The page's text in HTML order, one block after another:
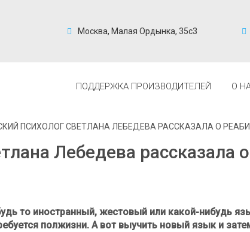
Москва, Малая Ордынка, 35с3
ПОДДЕРЖКА ПРОИЗВОДИТЕЛЕЙ О
ПСИХОЛОГ СВЕТЛАНА ЛЕБЕДЕВА РАССКАЗАЛА О
Лебедева рассказала
то иностранный, жестовый или какой-нибудь
полжизни. А вот выучить новый язык и